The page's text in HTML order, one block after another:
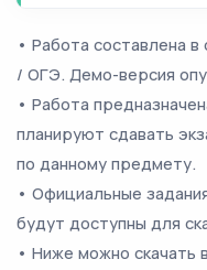
• Работа составлена
/ ОГЭ. Демо-версия
• Работа
планируют сдавать
по данному предмету.
• Официальные
будут доступны для
• Ниже можно скачать